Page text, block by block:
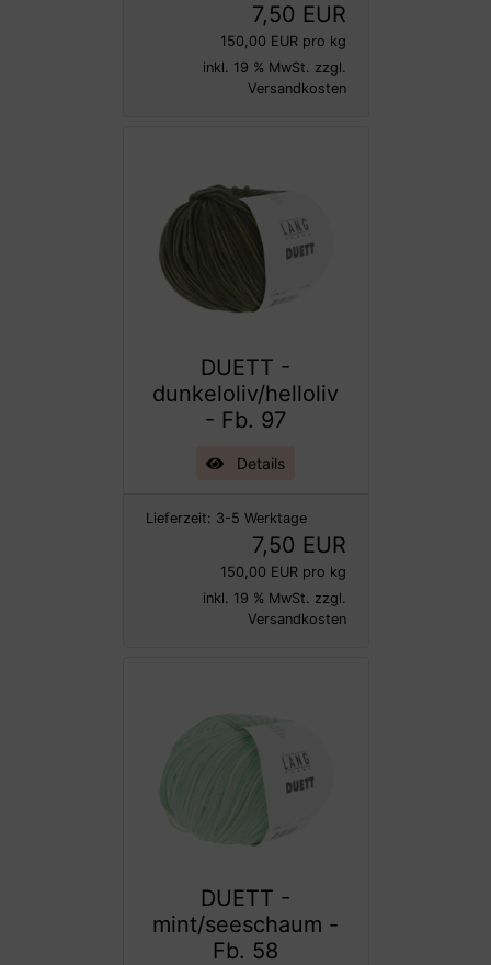
7,50 EUR
150,00 EUR pro kg
inkl. 19 % MwSt. zzgl.
Versandkosten
DUETT -
dunkeloliv/helloliv
- Fb. 97
Details
Lieferzeit: 3-5 Werktage
7,50 EUR
150,00 EUR pro kg
inkl. 19 % MwSt. zzgl.
Versandkosten
DUETT -
mint/seeschaum -
Fb. 58